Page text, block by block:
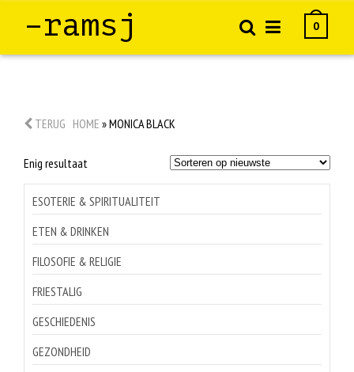
–ramsj 0
TERUG HOME »MONICA BLACK
Enig resultaat
ESOTERIE & SPIRITUALITEIT
ETEN & DRINKEN
FILOSOFIE & RELIGIE
FRIESTALIG
GESCHIEDENIS
GEZONDHEID